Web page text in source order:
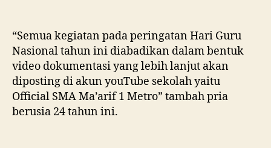
“Semua kegiatan pada peringatan Hari Guru
Nasional tahun ini diabadikan dalam bentuk
video dokumentasi yang lebih lanjut akan
diposting di akun youTube sekolah yaitu
Official SMA Ma’arif 1 Metro” tambah pria
berusia 24 tahun ini.